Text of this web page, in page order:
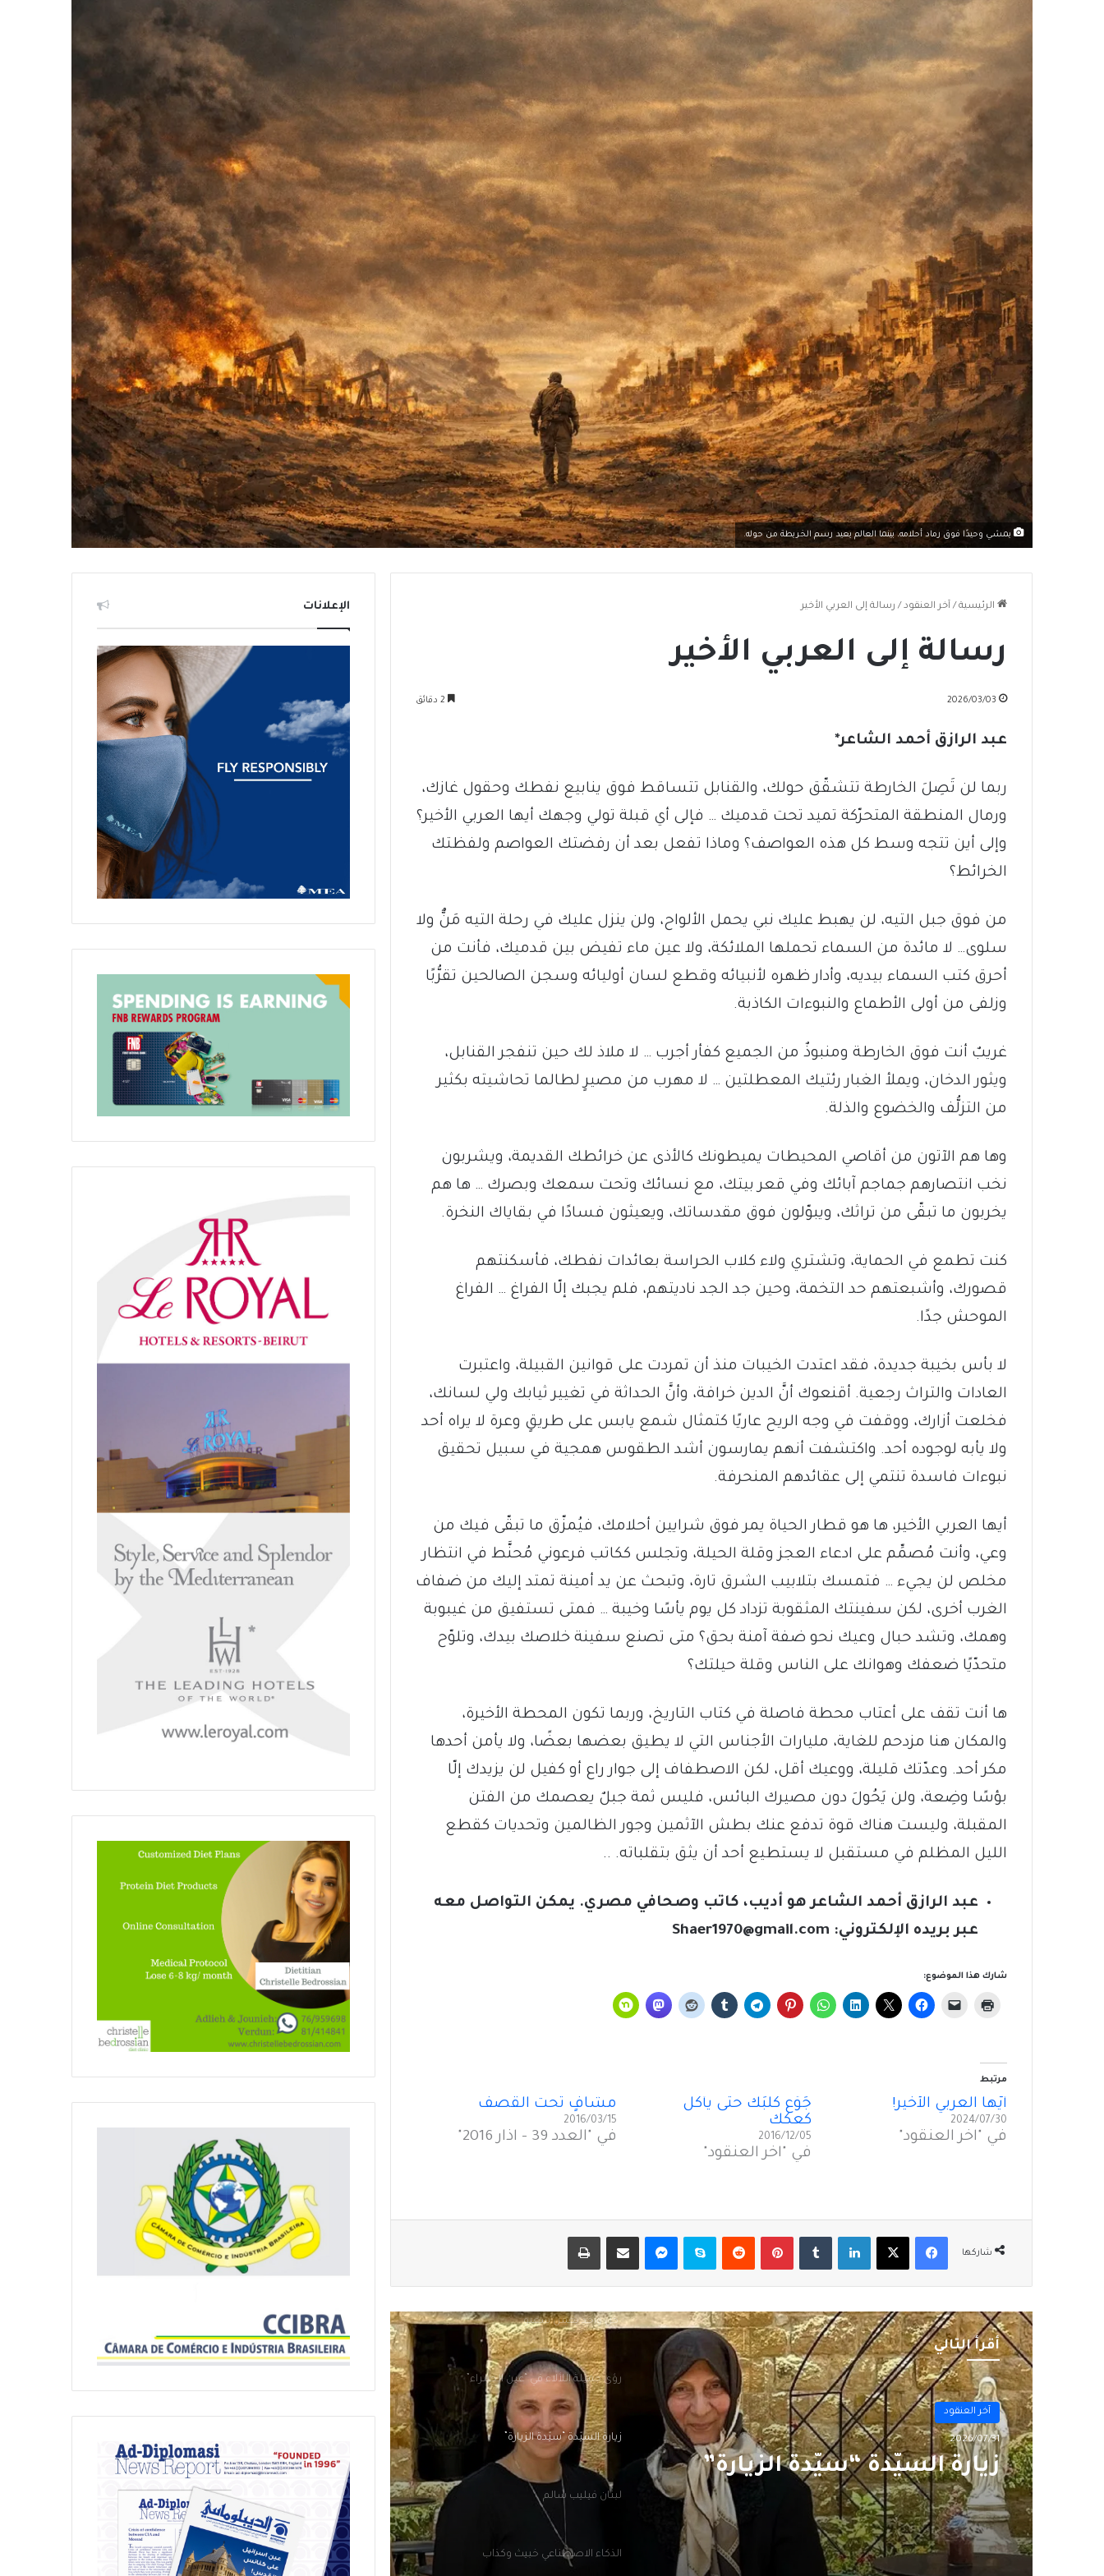
يمشي وحيدًا فوق رماد أحلامه، بينما العالم يعيد رسم الخريطة من حوله.
الرئيسية / آخر العنقود / رسالة إلى العربي الأخير
رسالة إلى العربي الأخير
2026/03/03
عبد الرازق أحمد الشاعر*
ربما لن تَصِلَ الخارطة تتشقّق حولك، والقنابل تتساقط فوق ينابيع نفطك وحقول غازك،
ورمال المنطقة المتحرّكة تميد تحت قدميك … فإلى أي قبلة تولي وجهك أيها العربي الأخير؟
وإلى أين تتجه وسط كل هذه العواصف؟ وماذا تفعل بعد أن رفضتك العواصم ولفظتك
الخرائط؟
من فوق جبل التيه، لن يهبط عليك نبي يحمل الألواح، ولن ينزل عليك في رحلة التيه مَنٌّ ولا
سلوى… لا مائدة من السماء تحملها الملائكة، ولا عين ماء تفيض بين قدميك، فأنت من
أحرق كتب السماء بيديه، وأدار ظهره لأنبيائه وقطع لسان أوليائه وسجن الصالحين تقرُّبًا
وزلفى من أولى الأطماع والنبوءات الكاذبة.
غريبٌ أنت فوق الخارطة ومنبوذٌ من الجميع كفأر أجرب … لا ملاذ لك حين تنفجر القنابل،
ويثور الدخان، ويملأ الغبار رئتيك المعطلتين … لا مهرب من مصيرٍ لطالما تحاشيته بكثير
من التزلُّف والخضوع والذلة.
وها هم الآتون من أقاصي المحيطات يميطونك كالأذى عن خرائطك القديمة، ويشربون
نخب انتصارهم جماجم آبائك وفي قعر بيتك، مع نسائك وتحت سمعك وبصرك … ها هم
يخربون ما تبقّى من تراثك، ويبوّلون فوق مقدساتك، ويعيثون فسادًا في بقاياك النخرة.
كنت تطمع في الحماية، وتشتري ولاء كلاب الحراسة بعائدات نفطك، فأسكنتهم
قصورك، وأشبعتهم حد التخمة، وحين جد الجد ناديتهم، فلم يجبك إلّا الفراغ … الفراغ
الموحش جدًا.
لا بأس بخيبة جديدة، فقد اعتدت الخيبات منذ أن تمردت على قوانين القبيلة، واعتبرت
العادات والتراث رجعية. أقنعوك أنَّ الدين خرافة، وأنَّ الحداثة في تغيير ثيابك ولي لسانك،
فخلعت أزارك، ووقفت في وجه الريح عاريًا كتمثال شمع يابس على طريقٍ وعرة لا يراه أحد
ولا يأبه لوجوده أحد. واكتشفت أنهم يمارسون أشد الطقوس همجية في سبيل تحقيق
نبوءات فاسدة تنتمي إلى عقائدهم المنحرفة.
أيها العربي الأخير، ها هو قطار الحياة يمر فوق شرايين أحلامك، فيُمزّق ما تبقّى فيك من
وعي، وأنت مُصمِّم على ادعاء العجز وقلة الحيلة، وتجلس ككاتب فرعوني مُحنَّط في انتظار
مخلص لن يجيء … فتمسك بتلابيب الشرق تارة، وتبحث عن يد أمينة تمتد إليك من ضفاف
الغرب أخرى، لكن سفينتك المثقوبة تزداد كل يوم يأسًا وخيبة … فمتى تستفيق من غيبوبة
وهمك، وتشد حبال وعيك نحو ضفة آمنة بحق؟ متى تصنع سفينة خلاصك بيدك، وتلوّح
متحدّيًا ضعفك وهوانك على الناس وقلة حيلتك؟
ها أنت تقف على أعتاب محطة فاصلة في كتاب التاريخ، وربما تكون المحطة الأخيرة،
والمكان هنا مزدحم للغاية، مليارات الأجناس التي لا يطيق بعضها بعضًا، ولا يأمن أحدها
مكر أحد. وعدّتك قليلة، ووعيك أقل، لكن الاصطفاف إلى جوار راع أو كفيل لن يزيدك إلّا
بؤسًا وضِعة، ولن يَحُولَ دون مصيرك البائس، فليس ثمة جبلٌ يعصمك من الفتن
المقبلة، وليست هناك قوة تدفع عنك بطش الآثمين وجور الظالمين وتحديات كقطع
الليل المظلم في مستقبل لا يستطيع أحد أن يثق بتقلباته. ..
عبد الرازق أحمد الشاعر هو أديب، كاتب وصحافي مصري. يمكن التواصل معه
عبر بريده الإلكتروني: Shaer1970@gmail.com
شارك هذا الموضوع:
مرتبط
أَيُّها العربي الأخير!
2024/07/30
في "آخر العنقود"
جَوِّع كلبَك حتى يأكل
كعكك
2016/12/05
في "آخر العنقود"
مشافٍ تحت القصف
2016/03/15
في "العدد 39 - آذار 2016"
شاركها
فيسبوك‫X لينكدإن بينتيريست سكايب ماسنجر مشاركة عبر البريد طباعة
أقرأ التالي
آخر العنقود
2026/07/27
لبنان فيليب سالم
لبنان فيليب سالم
رؤًى جميلةُ اللأْلاء في “عين الحمراء”
زيارةُ السيّدة “سيّدةَ الزيارة”
لبنان فيليب سالم
الذكاء الاصطناعي خبيثٌ وكذَّاب
“كل واحد يعمل شغلو”
الإعلانات